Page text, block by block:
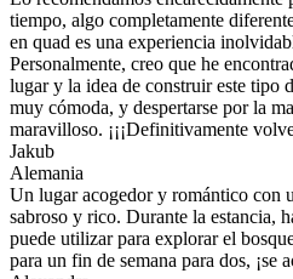
tiempo, algo completamente
en quad es una experiencia
Personalmente, creo que he
lugar y la idea de construir este tipo
muy cómoda, y despertarse por la
maravilloso. ¡¡¡Definitivamente
Jakub
Alemania
Un lugar acogedor y romántico con
sabroso y rico. Durante la estancia,
puede utilizar para explorar el
para un fin de semana para dos, ¡se